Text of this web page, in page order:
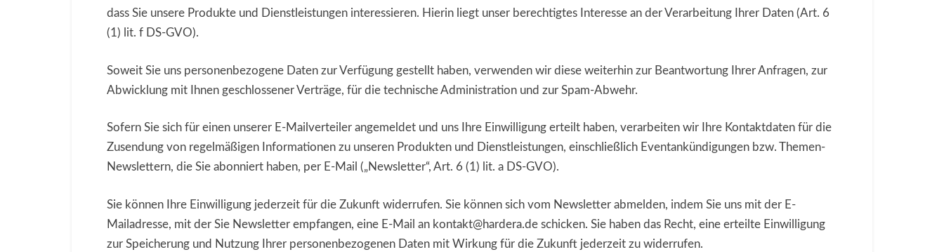
dass Sie unsere Produkte und Dienstleistungen interessieren. Hierin liegt unser berechtigtes Interesse an der Verarbeitung Ihrer Daten (Art. 6
(1) lit. f DS-GVO).
Soweit Sie uns personenbezogene Daten zur Verfügung gestellt haben, verwenden wir diese weiterhin zur Beantwortung Ihrer Anfragen, zur
Abwicklung mit Ihnen geschlossener Verträge, für die technische Administration und zur Spam-Abwehr.
Sofern Sie sich für einen unserer E-Mailverteiler angemeldet und uns Ihre Einwilligung erteilt haben, verarbeiten wir Ihre Kontaktdaten für die
Zusendung von regelmäßigen Informationen zu unseren Produkten und Dienstleistungen, einschließlich Eventankündigungen bzw. Themen-
Newslettern, die Sie abonniert haben, per E-Mail („Newsletter“, Art. 6 (1) lit. a DS-GVO).
Sie können Ihre Einwilligung jederzeit für die Zukunft widerrufen. Sie können sich vom Newsletter abmelden, indem Sie uns mit der E-
Mailadresse, mit der Sie Newsletter empfangen, eine E-Mail an kontakt@hardera.de schicken. Sie haben das Recht, eine erteilte Einwilligung
zur Speicherung und Nutzung Ihrer personenbezogenen Daten mit Wirkung für die Zukunft jederzeit zu widerrufen.